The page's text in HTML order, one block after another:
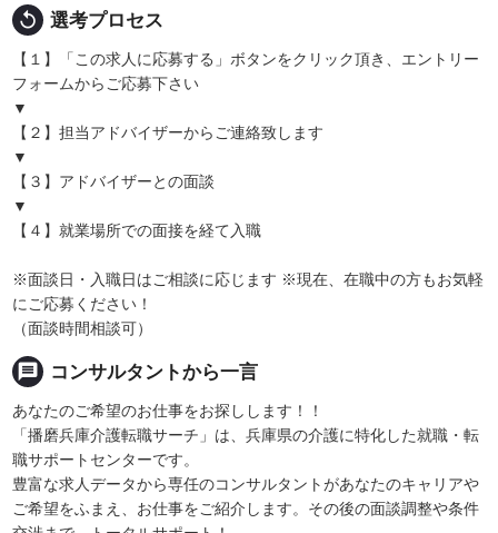
replay 選考プロセス
【１】「この求人に応募する」ボタンをクリック頂き、エントリー
フォームからご応募下さい
▼
【２】担当アドバイザーからご連絡致します
▼
【３】アドバイザーとの面談
▼
【４】就業場所での面接を経て入職
※面談日・入職日はご相談に応じます ※現在、在職中の方もお気軽
にご応募ください！
（面談時間相談可）
message コンサルタントから一言
あなたのご希望のお仕事をお探しします！！
「播磨兵庫介護転職サーチ」は、兵庫県の介護に特化した就職・転
職サポートセンターです。
豊富な求人データから専任のコンサルタントがあなたのキャリアや
ご希望をふまえ、お仕事をご紹介します。その後の面談調整や条件